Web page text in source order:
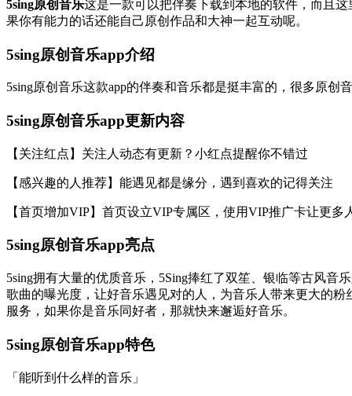
5sing原创音乐这是一款可以把伴奏下载到本地的软件，而且
果你有能力的话还能自己原创作品和大神一起互动呢。
5sing原创音乐app介绍
5sing原创音乐这款app的伴奏和音乐都是挺丰富的，很多原
5sing原创音乐app更新内容
【关注红点】关注人动态有更新？小红点提醒你不错过
【感兴趣的人推荐】能遇见都是缘分，遇到喜欢的记得关注
【首页增加VIP】首页设立VIP专属区，使用VIP推广卡让更多
5sing原创音乐app亮点
5sing拥有大量的优质音乐，5Sing捧红了双笙、银临等古风
歌曲的曝光度，让好音乐遇见对的人，为音乐人带来更大的
服务，如果你是音乐同好者，那就快来邂逅好音乐。
5sing原创音乐app特色
「能听到什么样的音乐」